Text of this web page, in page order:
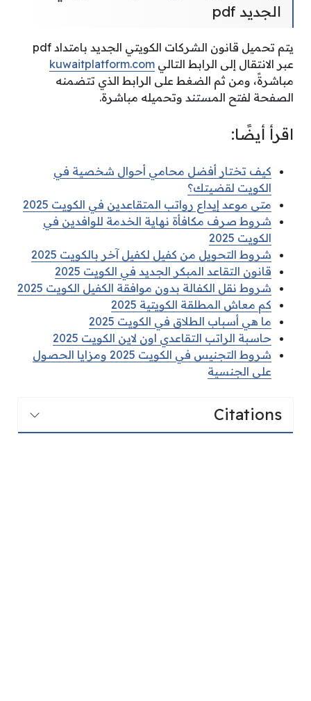
الجديد pdf
يتم تحميل قانون الشركات الكويتي الجديد بامتداد pdf
عبر الانتقال إلى الرابط التالي kuwaitplatform.com
مباشرةً، ومن ثم الضغط على الرابط الذي تتضمنه
الصفحة لفتح المستند وتحميله مباشرة.
اقرأ أيضًا:
كيف تختار أفضل محامي أحوال شخصية في
الكويت لقضيتك؟
متى موعد إيداع رواتب المتقاعدين في الكويت 2025
شروط صرف مكافأة نهاية الخدمة للوافدين في
الكويت 2025
شروط التحويل من كفيل لكفيل آخر بالكويت 2025
قانون التقاعد المبكر الجديد في الكويت 2025
شروط نقل الكفالة بدون موافقة الكفيل الكويت 2025
كم معاش المطلقة الكويتية 2025
ما هي أسباب الطلاق في الكويت 2025
حاسبة الراتب التقاعدي اون لاين الكويت 2025
شروط التجنيس في الكويت 2025 ومزايا الحصول
على الجنسية
Citations